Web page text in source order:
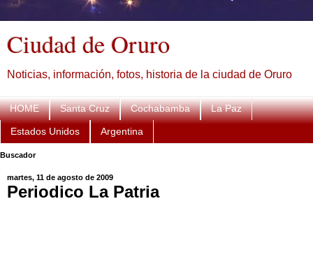
Ciudad de Oruro
Noticias, información, fotos, historia de la ciudad de Oruro
HOME Santa Cruz Cochabamba La Paz
Estados Unidos Argentina
Buscador
martes, 11 de agosto de 2009
Periodico La Patria